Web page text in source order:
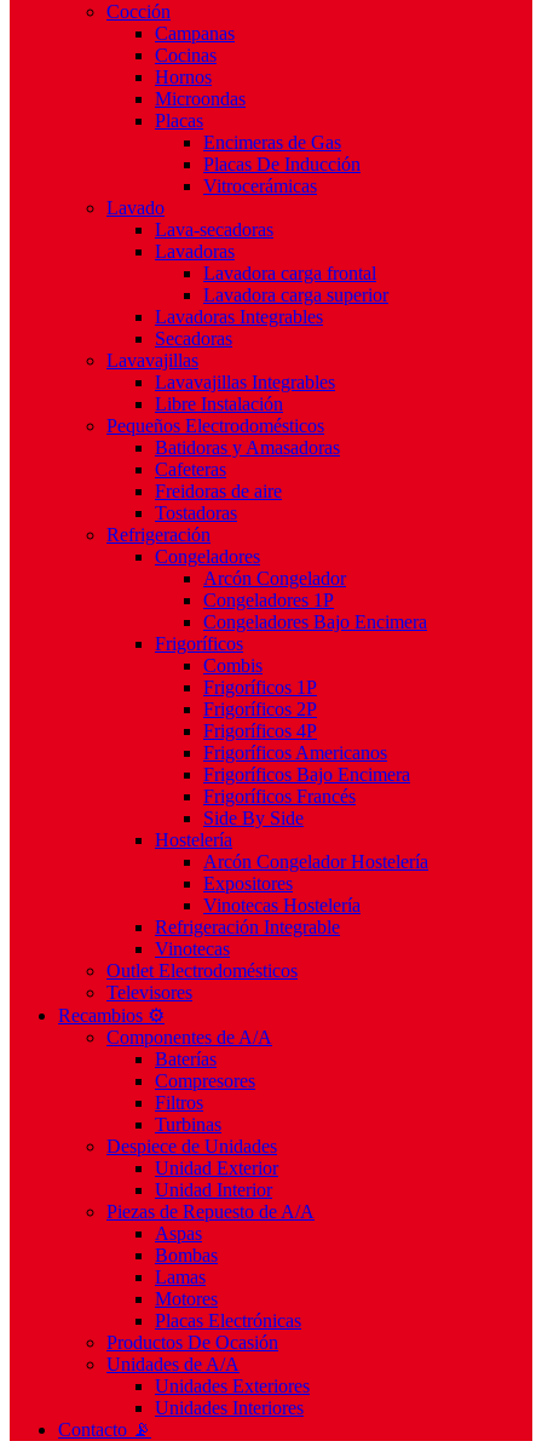
Cocción
Campanas
Cocinas
Hornos
Microondas
Placas
Encimeras de Gas
Placas De Inducción
Vitrocerámicas
Lavado
Lava-secadoras
Lavadoras
Lavadora carga frontal
Lavadora carga superior
Lavadoras Integrables
Secadoras
Lavavajillas
Lavavajillas Integrables
Libre Instalación
Pequeños Electrodomésticos
Batidoras y Amasadoras
Cafeteras
Freidoras de aire
Tostadoras
Refrigeración
Congeladores
Arcón Congelador
Congeladores 1P
Congeladores Bajo Encimera
Frigoríficos
Combis
Frigoríficos 1P
Frigoríficos 2P
Frigoríficos 4P
Frigoríficos Americanos
Frigoríficos Bajo Encimera
Frigoríficos Francés
Side By Side
Hostelería
Arcón Congelador Hostelería
Expositores
Vinotecas Hostelería
Refrigeración Integrable
Vinotecas
Outlet Electrodomésticos
Televisores
Recambios ⚙️
Componentes de A/A
Baterías
Compresores
Filtros
Turbinas
Despiece de Unidades
Unidad Exterior
Unidad Interior
Piezas de Repuesto de A/A
Aspas
Bombas
Lamas
Motores
Placas Electrónicas
Productos De Ocasión
Unidades de A/A
Unidades Exteriores
Unidades Interiores
Contacto 📡